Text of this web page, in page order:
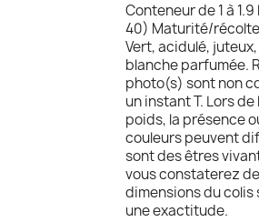
Conteneur de 1 à
40) Maturité/
Vert, acidulé,
blanche parfumée.
photo(s) sont non
un instant T. Lors
poids, la présence
couleurs peuvent
sont des êtres
vous constaterez
dimensions du
une exactitude.